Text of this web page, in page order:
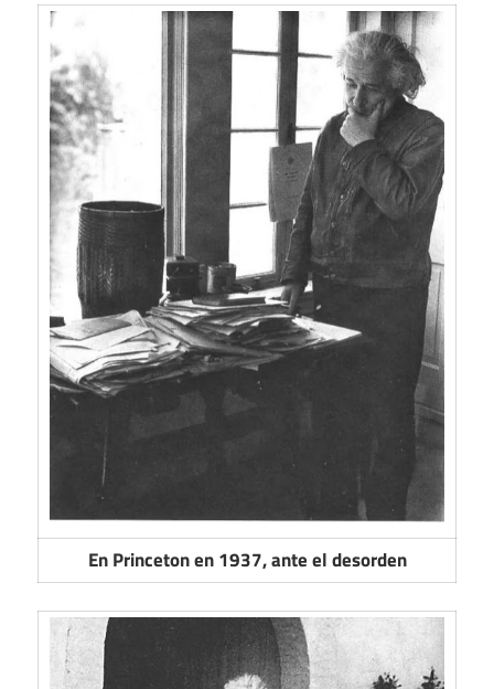
En Princeton en 1937, ante el desorden